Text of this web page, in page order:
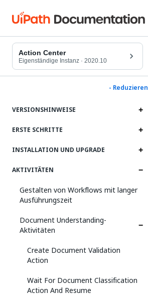
Action Center
Eigenständige Instanz · 2020.10
- Reduzieren
VERSIONSHINWEISE
ERSTE SCHRITTE
INSTALLATION UND UPGRADE
AKTIVITÄTEN
Gestalten von Workflows mit langer
Ausführungszeit
Document Understanding-
Aktivitäten
Create Document Validation
Action
Wait For Document Classification
Action And Resume